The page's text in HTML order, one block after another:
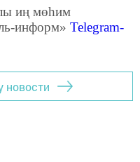
иң мөһим
информ» Telegram-
новости